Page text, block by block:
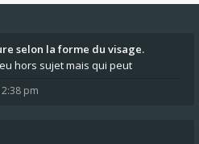
selon la forme du visage.
hors sujet mais qui peut
pm